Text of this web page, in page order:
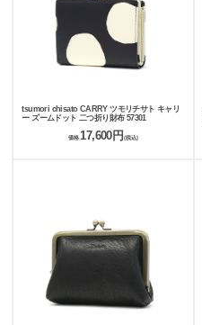
tsumori chisato CARRY ツモリチサト キャリ
ー ズームドット 二つ折り財布 57301
価格 17,600円 (税込)